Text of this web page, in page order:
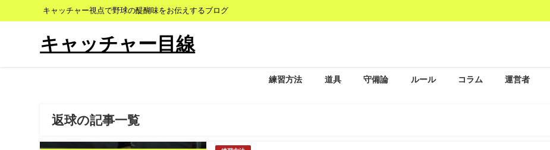
キャッチャー視点で野球の醍醐味をお伝えするブログ
キャッチャー目線
練習方法 道具 守備論 ルール コラム 運営者
返球の記事一覧